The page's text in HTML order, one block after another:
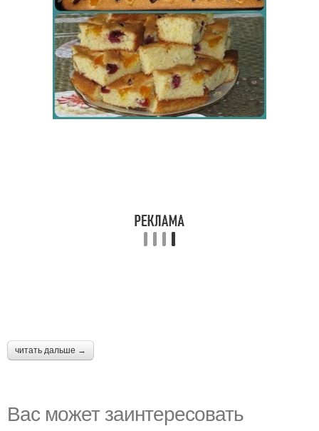
читать дальше →
Вас может заинтересовать